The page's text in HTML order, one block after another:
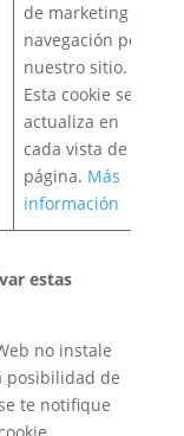
de marketing y
navegación por
nuestro sitio.
Esta cookie se
actualiza en
cada vista de
página. Más
información
estas
no instale
posibilidad de
te notifique